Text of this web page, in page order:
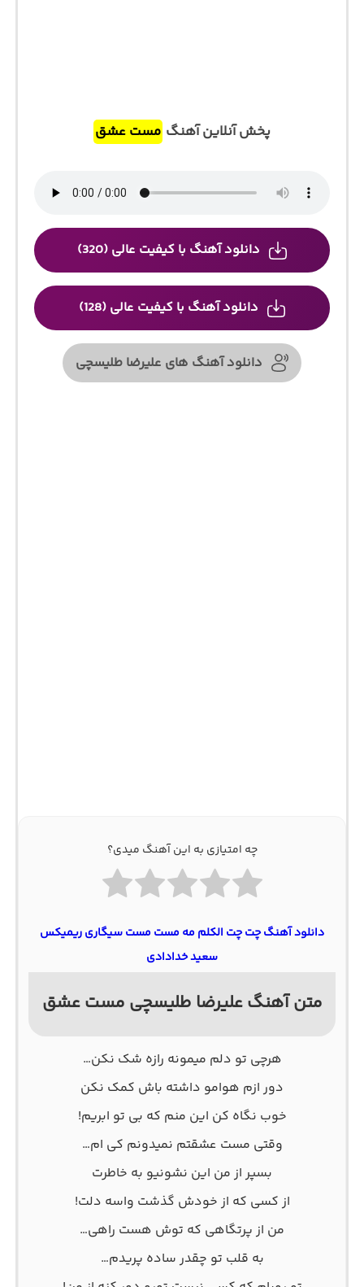
پخش آنلاین آهنگ مست عشق
دانلود آهنگ با کیفیت عالی (320)
دانلود آهنگ با کیفیت عالی (128)
دانلود آهنگ های علیرضا طلیسچی
چه امتیازی به این آهنگ میدی؟
دانلود آهنگ چت چت الکلم مه مست مست سیگاری ریمیکس
سعید خدادادی
متن آهنگ علیرضا طلیسچی مست عشق
هرچی تو دلم میمونه رازه شک نکن…
دور ازم هوامو داشته باش کمک نکن
خوب نگاه کن این منم که بی تو ابریم!
وقتی مست عشقتم نمیدونم کی ام…
بسپر از من این نشونیو به خاطرت
از کسی که از خودش گذشت واسه دلت!
من از پرتگاهی که توش هست راهی…
به قلب تو چقدر ساده پریدم…